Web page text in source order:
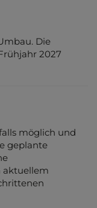
Die
2027
möglich und
geplante
aktuellem